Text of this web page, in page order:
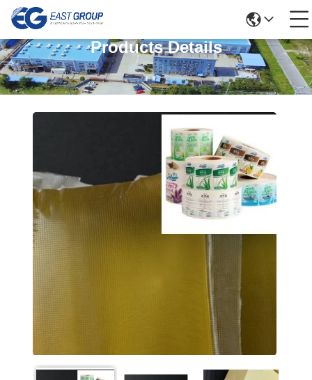
Products Details